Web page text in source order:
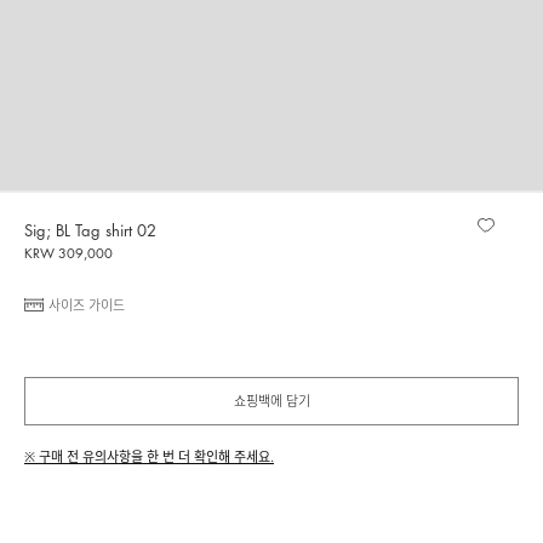
Sig; BL Tag shirt 02
KRW 309,000
사이즈 가이드
쇼핑백에 담기
※ 구매 전 유의사항을 한 번 더 확인해 주세요.